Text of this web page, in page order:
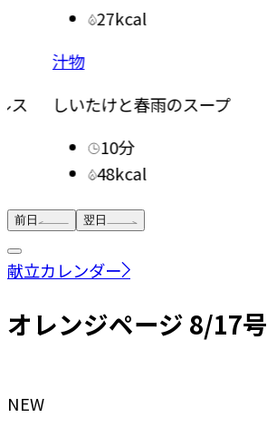
ス
27kcal
汁物
しいたけと春雨のスープ
10分
48kcal
前日 翌日
献立カレンダー
オレンジページ 8/17号
NEW